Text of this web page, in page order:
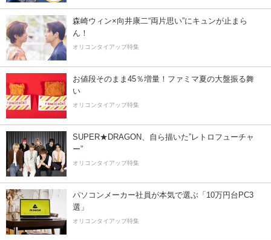
森崎ウィン×向井康二“両片思い”にキュンが止まら
ん！
オリコンタイアップ特集
お値段そのまま45％増量！ファミマ夏の大盤振る舞
い
オリコンタイアップ特集
SUPER★DRAGON、自ら描いた”レトロフューチャ
ー”
オリコンタイアップ特集
パソコンメーカー社員が本気で選ぶ「10万円台PC3
選」
オリコンタイアップ特集